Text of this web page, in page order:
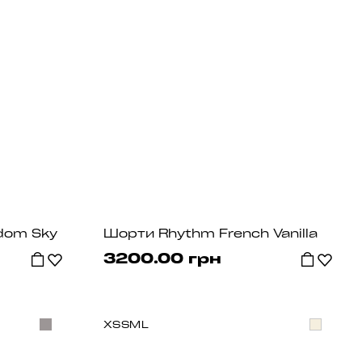
Sky Шорти Rhythm French Vanilla
3200.00 грн
XSSM L